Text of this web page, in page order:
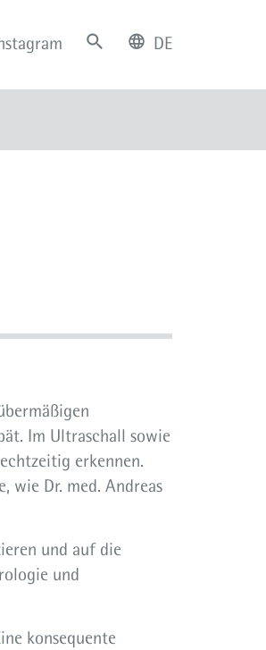
DE
Im Ultraschall sowie
erkennen.
wie Dr. med. Andreas
und auf die
und
konsequente